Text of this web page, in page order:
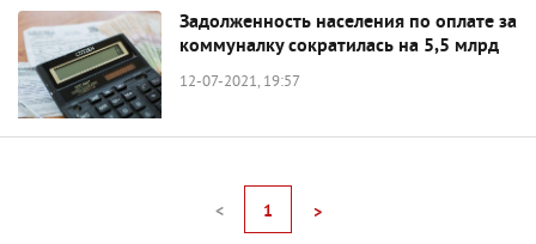
Задолженность населения по оплате за
коммуналку сократилась на 5,5 млрд
12-07-2021, 19:57
< 1 >